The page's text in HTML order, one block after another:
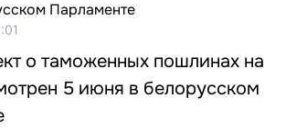
о таможенных пошлинах на
5 июня в белорусском